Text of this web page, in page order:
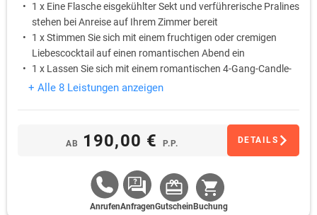
1 x Eine Flasche eisgekühlter Sekt und verführerische Pralines
stehen bei Anreise auf Ihrem Zimmer bereit
1 x Stimmen Sie sich mit einem fruchtigen oder cremigen
Liebescocktail auf einen romantischen Abend ein
1 x Lassen Sie sich mit einem romantischen 4-Gang-Candle-
Light-Dinner am liebevoll gedeckten Tisch verwöhnen
+ Alle 8 Leistungen anzeigen
AB 190,00 € P.P. DETAILS
AnrufenAnfragenGutschein Buchung